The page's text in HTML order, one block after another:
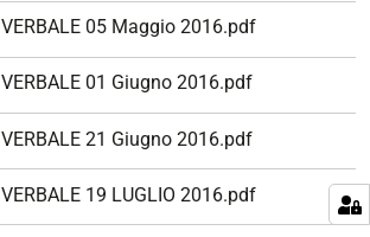
VERBALE 05 Maggio 2016.pdf
VERBALE 01 Giugno 2016.pdf
VERBALE 21 Giugno 2016.pdf
VERBALE 19 LUGLIO 2016.pdf